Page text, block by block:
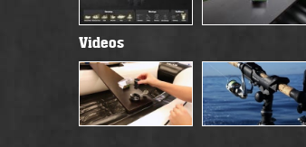
Videos